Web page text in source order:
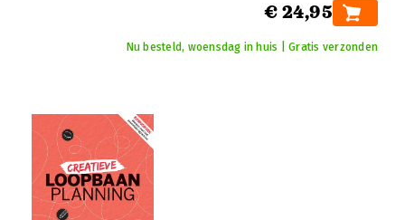
€ 24,95
Nu besteld, woensdag in huis | Gratis verzonden